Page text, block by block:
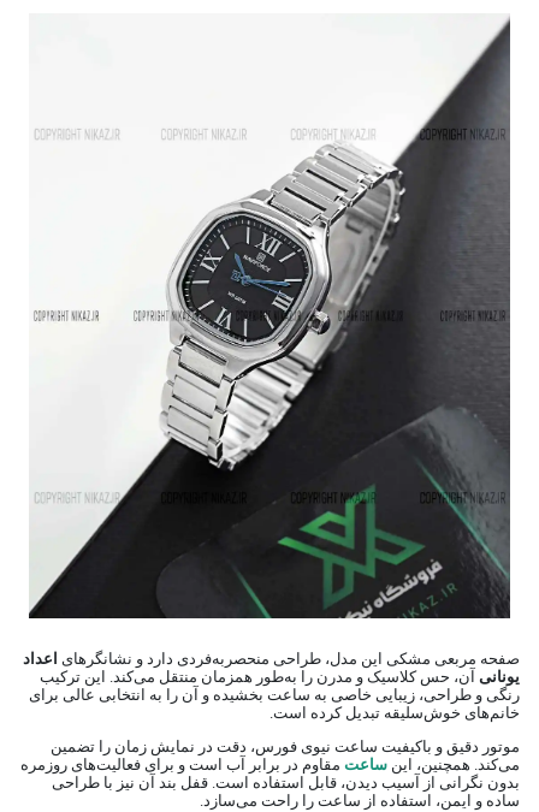
صفحه مربعی مشکی این مدل، طراحی منحصربه‌فردی دارد و نشانگرهای اعداد
یونانیآن، حس کلاسیک و مدرن را به‌طور همزمان منتقل می‌کند. این ترکیب
رنگی و طراحی، زیبایی خاصی به ساعت بخشیده و آن را به انتخابی عالی برای
خانم‌های خوش‌سلیقه تبدیل کرده است.
موتور دقیق و باکیفیت ساعت نیوی فورس، دقت در نمایش زمان را تضمین
می‌کند. همچنین، این ساعتمقاوم در برابر آب است و برای فعالیت‌های روزمره
بدون نگرانی از آسیب دیدن، قابل استفاده است. قفل بند آن نیز با طراحی
ساده و ایمن، استفاده از ساعت را راحت می‌سازد.